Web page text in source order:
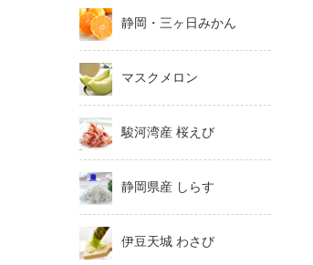
静岡・三ヶ日みかん
マスクメロン
駿河湾産 桜えび
静岡県産 しらす
伊豆天城 わさび